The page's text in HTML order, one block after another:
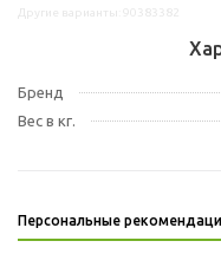
Бренд
Вес в кг.
Персональные